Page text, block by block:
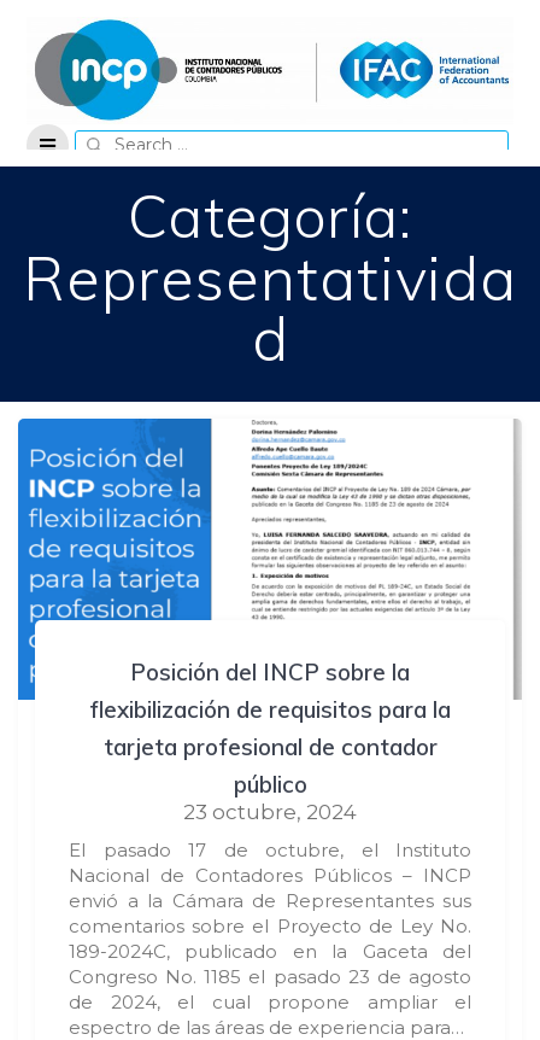
content
Search
for:
Categoría:
Representativida
d
Posición del INCP sobre la
flexibilización de requisitos para la
tarjeta profesional de contador
público
23 octubre, 2024
El pasado 17 de octubre, el Instituto
Nacional de Contadores Públicos – INCP
envió a la Cámara de Representantes sus
comentarios sobre el Proyecto de Ley No.
189-2024C, publicado en la Gaceta del
Congreso No. 1185 el pasado 23 de agosto
de 2024, el cual propone ampliar el
espectro de las áreas de experiencia para…